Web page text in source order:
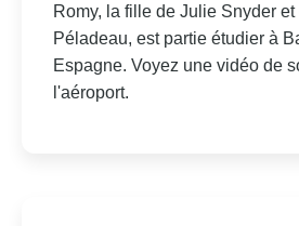
Romy, la fille de Julie Snyder et
Péladeau, est partie étudier à
Espagne. Voyez une vidéo de
l'aéroport.